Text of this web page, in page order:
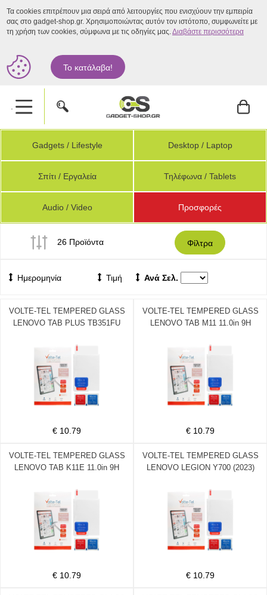
Τα cookies επιτρέπουν μια σειρά από λειτουργίες που ενισχύουν την εμπειρία
σας στο gadget-shop.gr. Χρησιμοποιώντας αυτόν τον ιστότοπο, συμφωνείτε με
τη χρήση των cookies, σύμφωνα με τις οδηγίες μας.Διαβάστε περισσότερα
Το κατάλαβα!
.
Gadgets / Lifestyle Desktop / Laptop
Σπίτι / Εργαλεία Τηλέφωνα / Tablets
Audio / Video Προσφορές
26 Προϊόντα Φίλτρα
Ημερομηνία Τιμή Ανά Σελ.
VOLTE-TEL TEMPERED GLASS
LENOVO TAB PLUS TB351FU
GLUE
€ 10.79
VOLTE-TEL TEMPERED GLASS
LENOVO TAB M11 11.0in 9H
€ 10.79
VOLTE-TEL TEMPERED GLASS
LENOVO TAB K11E 11.0in 9H
€ 10.79
VOLTE-TEL TEMPERED GLASS
LENOVO LEGION Y700 (2023)
FULL GLUE
€ 10.79